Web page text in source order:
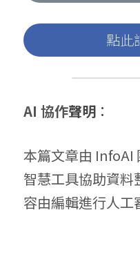
點此
AI 協作聲明 ：
本篇文章由 InfoAI
智慧工具協助資料
容由編輯進行人工